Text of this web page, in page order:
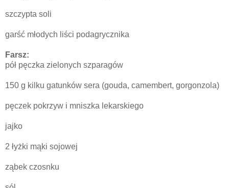
szczypta soli
garść młodych liści podagrycznika
Farsz:
pół pęczka zielonych szparagów
150 g kilku gatunków sera (gouda, camembert, gorgonzola)
pęczek pokrzyw i mniszka lekarskiego
jajko
2 łyżki mąki sojowej
ząbek czosnku